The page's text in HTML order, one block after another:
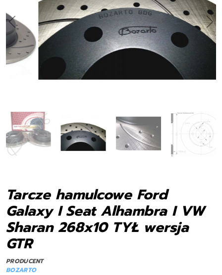
Tarcze hamulcowe Ford
Galaxy I Seat Alhambra I VW
Sharan 268x10 TYŁ wersja
GTR
PRODUCENT
BOZARTO